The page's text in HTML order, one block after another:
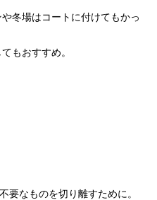
冬場はコートに付けてもかっ
もおすすめ。
要なものを切り離すために。